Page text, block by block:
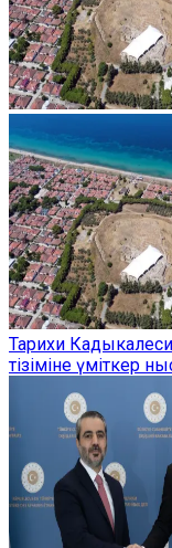
Тарихи
тізіміне үміткер